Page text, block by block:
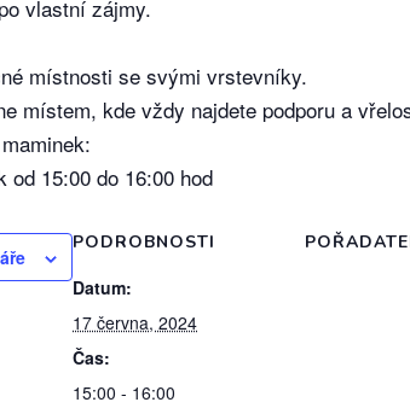
vlastní zájmy.
místnosti se svými vrstevníky.
místem, kde vždy najdete podporu a
od 15:00 do 16:00 hod
PODROBNOSTI
Datum:
17 června, 2024
Čas:
15:00 - 16:00